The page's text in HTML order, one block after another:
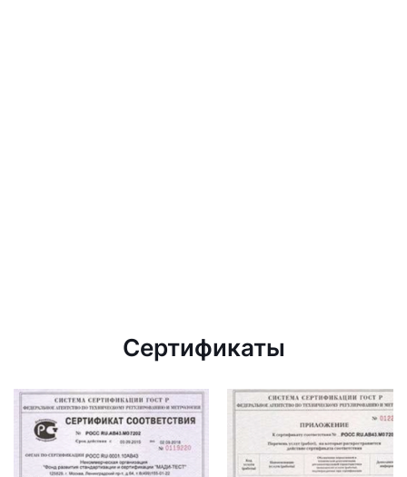
Сертификаты